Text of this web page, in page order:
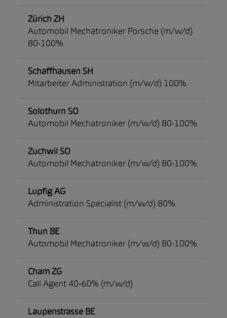
Zürich ZH
Automobil Mechatroniker Porsche (m/w/d)
80-100%
Schaffhausen SH
Mitarbeiter Administration (m/w/d) 100%
Solothurn SO
Automobil Mechatroniker (m/w/d) 80-100%
Zuchwil SO
Automobil Mechatroniker (m/w/d) 80-100%
Lupfig AG
Administration Specialist (m/w/d) 80%
Thun BE
Automobil Mechatroniker (m/w/d) 80-100%
Cham ZG
Call Agent 40-60% (m/w/d)
Laupenstrasse BE